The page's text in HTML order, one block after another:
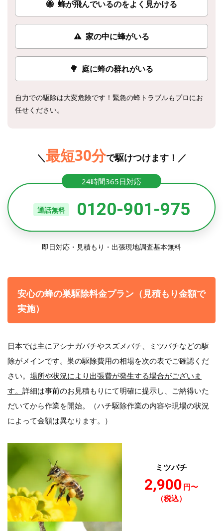
🐝 蜂が飛んでいるのをよく見かける
⚠ 家の中に蜂がいる
🌳 庭に蜂の群れがいる
自力での駆除は大変危険です！緊急の蜂トラブルもプロにお
任せください。
＼最短30分で駆けつけます！／
24時間365日対応
通話無料 0120-901-975
即日対応・見積もり・出張現地調査基本無料
安心の蜂の巣駆除料金プラン（見積もり金額で
実施）
日本では主にアシナガバチやスズメバチ、ミツバチなどの駆
除がメインです。巣の駆除費用の相場を次の表でご確認くだ
さい。 場所や状況により出張費が発生する場合がございま
す。 詳細は事前のお見積もりにて明確に提示し、ご納得いた
だいてから作業を開始。（ハチ駆除作業の内容や現場の状況
によって金額は異なります。）
ミツバチ
2,900 円〜
（税込）